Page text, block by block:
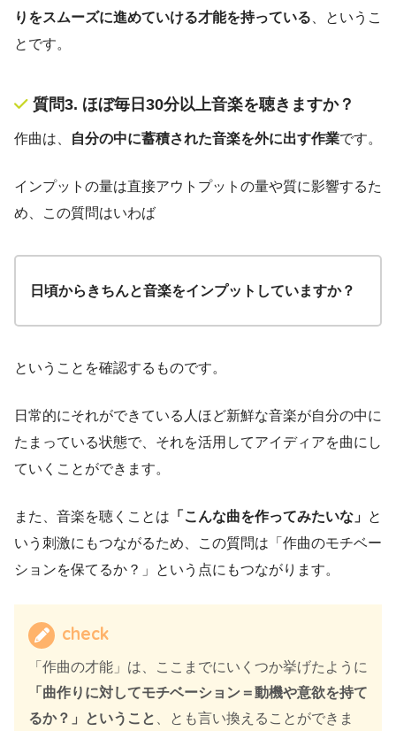
りをスムーズに進めていける才能を持っている 、というこ
とです。
質問3. ほぼ毎日30分以上音楽を聴きますか？
作曲は、 自分の中に蓄積された音楽を外に出す作業です。
インプットの量は直接アウトプットの量や質に影響するた
め、この質問はいわば
日頃からきちんと音楽をインプットしていますか？
ということを確認するものです。
日常的にそれができている人ほど新鮮な音楽が自分の中に
たまっている状態で、それを活用してアイディアを曲にし
ていくことができます。
また、音楽を聴くことは 「こんな曲を作ってみたいな」 と
いう刺激にもつながるため、この質問は「作曲のモチベー
ションを保てるか？」という点にもつながります。
check
「作曲の才能」は、ここまでにいくつか挙げたように
「曲作りに対してモチベーション＝動機や意欲を持て
るか？」ということ
、とも言い換えることができま